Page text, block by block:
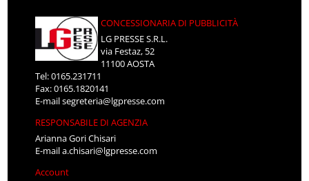
CONCESSIONARIA DI PUBBLICITÀ
LG PRESSE S.R.L.
via Festaz, 52
11100 AOSTA
Tel: 0165.231711
Fax: 0165.1820141
E-mailsegreteria@lgpresse.com
RESPONSABILE DI AGENZIA
Arianna Gori Chisari
E-maila.chisari@lgpresse.com
Account